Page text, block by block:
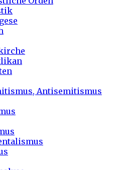
Antisemitismus